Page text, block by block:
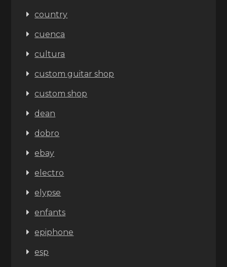
country
cuenca
cultura
custom guitar shop
custom shop
dean
dobro
ebay
electro
elypse
enfants
epiphone
esp